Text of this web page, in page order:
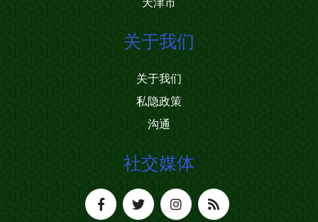
关于我们
关于我们
私隐政策
沟通
社交媒体